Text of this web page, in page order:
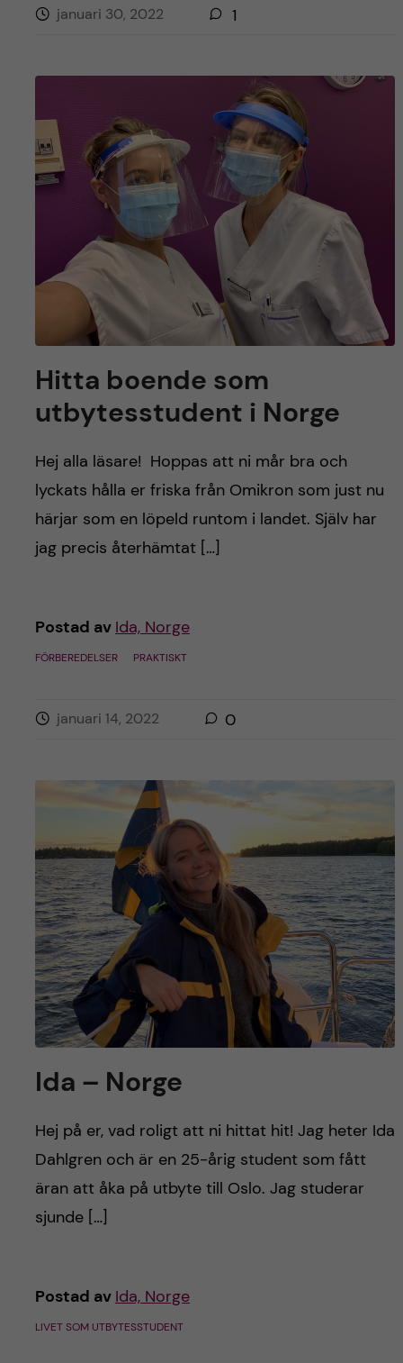
januari 30, 2022 1
Hitta boende som
utbytesstudent i Norge
Hej alla läsare! Hoppas att ni mår bra och
lyckats hålla er friska från Omikron som just nu
härjar som en löpeld runtom i landet. Själv har
jag precis återhämtat […]
Postad av Ida, Norge
FÖRBEREDELSER PRAKTISKT
januari 14, 2022 0
Ida – Norge
Hej på er, vad roligt att ni hittat hit! Jag heter Ida
Dahlgren och är en 25-årig student som fått
äran att åka på utbyte till Oslo. Jag studerar
sjunde […]
Postad av Ida, Norge
LIVET SOM UTBYTESSTUDENT